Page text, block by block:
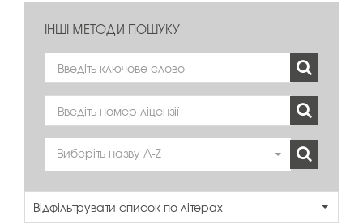
ІНШІ МЕТОДИ ПОШУКУ
Виберіть назву A-Z
Відфільтрувати список по літерах